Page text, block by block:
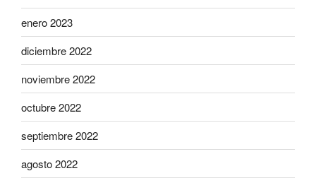
enero 2023
diciembre 2022
noviembre 2022
octubre 2022
septiembre 2022
agosto 2022